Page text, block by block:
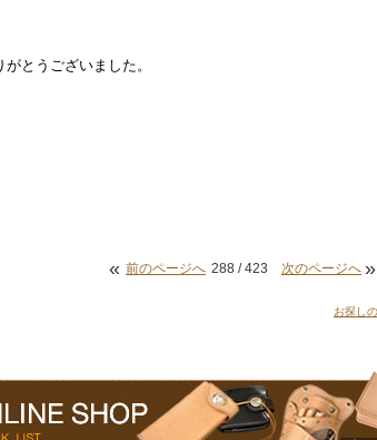
がとうございました。
« 前のページへ 288 / 423 次のページへ »
お探し